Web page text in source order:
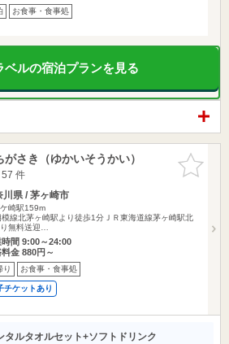
お食事・食事処
ベルの宿泊プランを見る
お気に入
りに追加
さき（ゆかいそうかい）
件
川県 / 茅ヶ崎市
崎駅159m
模線北茅ヶ崎駅より徒歩1分ＪＲ東海道線茅ヶ崎駅北
無料送迎…
時間 9:00～24:00
料金 880円～
り お食事・食事処
チケットあり
タルタオルセット+ソフトドリンク